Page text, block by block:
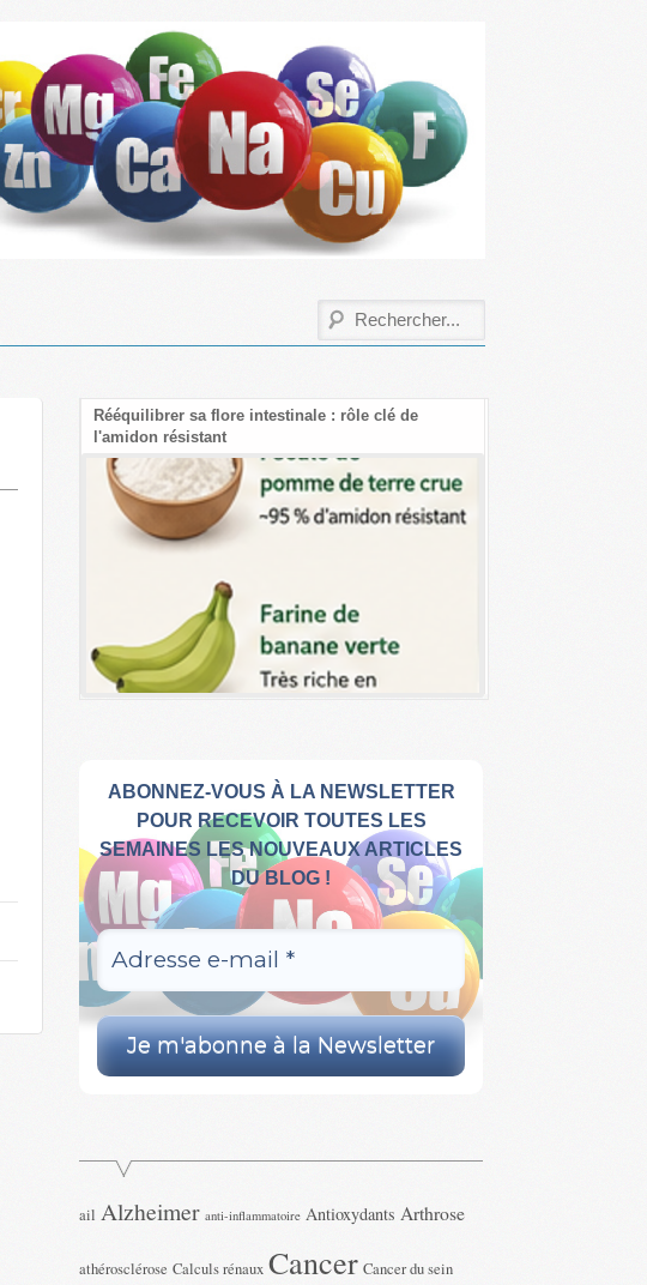
Rééquilibrer sa flore intestinale : rôle clé de
l'amidon résistant
ABONNEZ-VOUS À LA NEWSLETTER
POUR RECEVOIR TOUTES LES
SEMAINES LES NOUVEAUX ARTICLES
DU BLOG !
ail Alzheimer anti-inflammatoire Antioxydants Arthrose
athérosclérose Calculs rénaux Cancer Cancer du sein